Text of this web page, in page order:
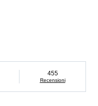
455
Recensioni